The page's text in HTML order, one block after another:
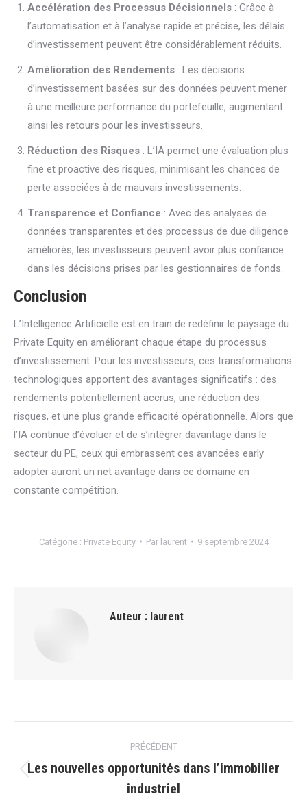
Accélération des Processus Décisionnels : Grâce à
l’automatisation et à l’analyse rapide et précise, les délais
d’investissement peuvent être considérablement réduits.
Amélioration des Rendements : Les décisions
d’investissement basées sur des données peuvent mener
à une meilleure performance du portefeuille, augmentant
ainsi les retours pour les investisseurs.
Réduction des Risques : L’IA permet une évaluation plus
fine et proactive des risques, minimisant les chances de
perte associées à de mauvais investissements.
Transparence et Confiance : Avec des analyses de
données transparentes et des processus de due diligence
améliorés, les investisseurs peuvent avoir plus confiance
dans les décisions prises par les gestionnaires de fonds.
Conclusion
L’Intelligence Artificielle est en train de redéfinir le paysage du
Private Equity en améliorant chaque étape du processus
d’investissement. Pour les investisseurs, ces transformations
technologiques apportent des avantages significatifs : des
rendements potentiellement accrus, une réduction des
risques, et une plus grande efficacité opérationnelle. Alors que
l’IA continue d’évoluer et de s’intégrer davantage dans le
secteur du PE, ceux qui embrassent ces avancées early
adopter auront un net avantage dans ce domaine en
constante compétition.
Catégorie : Private Equity Par laurent 9 septembre 2024
Auteur : laurent
article
PRÉCÉDENT
précédent
Les nouvelles opportunités dans lʼimmobilier
industriel